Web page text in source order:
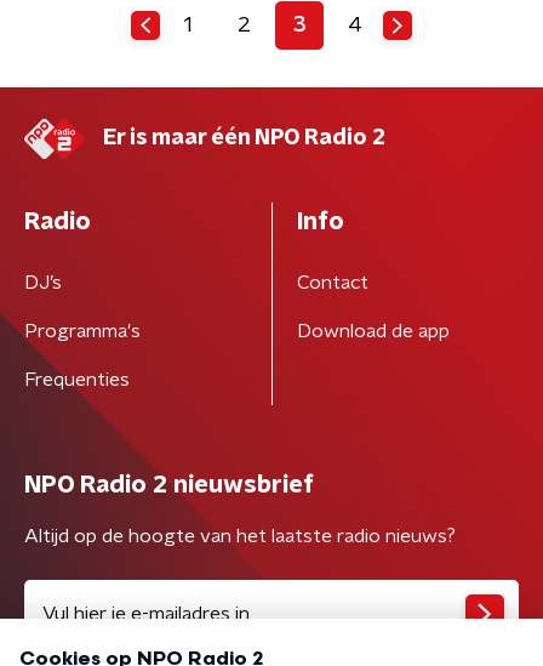
1 2 3 4
Er is maar één NPO Radio 2
Radio
DJ’s
Programma's
Frequenties
Info
Contact
Download de app
NPO Radio 2 nieuwsbrief
Altijd op de hoogte van het laatste radio nieuws?